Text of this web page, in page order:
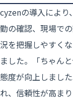
cyzenの導入により
勤の確認、現場で
況を把握しやすく
ました。「ちゃん
態度が向上しまし
れ、信頼性が高まり